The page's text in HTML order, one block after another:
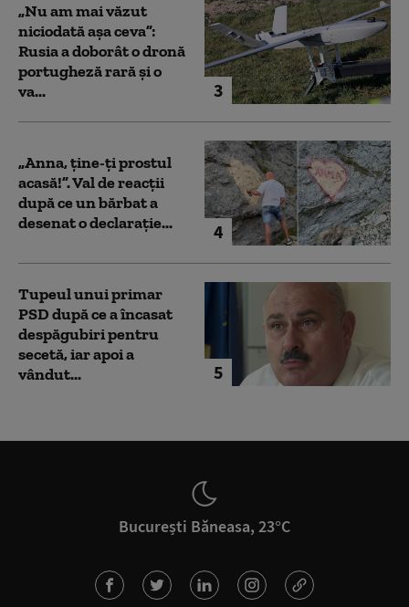
3
„Nu am mai văzut
niciodată așa ceva”:
Rusia a doborât o dronă
portugheză rară și o
va...
4
„Anna, ţine-ţi prostul
acasă!”. Val de reacții
după ce un bărbat a
desenat o declarație...
5
Tupeul unui primar
PSD după ce a încasat
despăgubiri pentru
secetă, iar apoi a
vândut...
București Băneasa, 23°C